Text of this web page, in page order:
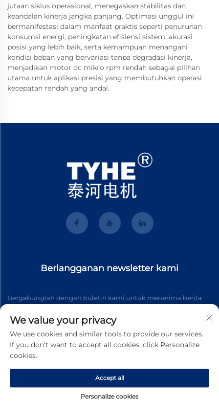
jutaan siklus operasional, menegaskan stabilitas dan
keandalan kinerja jangka panjang. Optimasi unggul ini
bermanifestasi dalam manfaat praktis seperti penurunan
konsumsi energi, peningkatan efisiensi sistem, akurasi
posisi yang lebih baik, serta kemampuan menangani
kondisi beban yang bervariasi tanpa degradasi kinerja,
menjadikan motor dc mikro rpm rendah sebagai pilihan
utama untuk aplikasi presisi yang membutuhkan operasi
kecepatan rendah yang andal.
Berlangganan newsletter kami
Bergabunglah dengan buletin kami untuk menerima berita
Berlangganan
Hak cipta © 2025 Wenzhou Tyhe Motor Co.,ltd. All right reserved
We value your privacy
We use cookies and similar tools to provide our services.
If you don't want to accept all cookies, click Personalize
cookies.
Personalize cookies
Accept all